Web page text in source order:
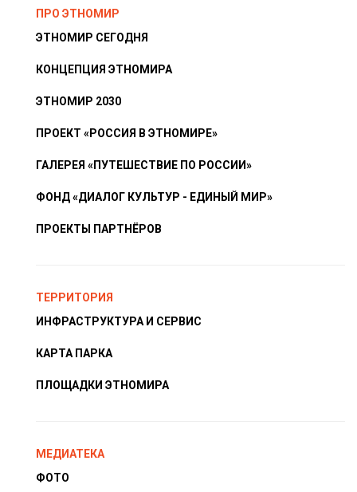
ПРО ЭТНОМИР
ЭТНОМИР СЕГОДНЯ
КОНЦЕПЦИЯ ЭТНОМИРА
ЭТНОМИР 2030
ПРОЕКТ «РОССИЯ В ЭТНОМИРЕ»
ГАЛЕРЕЯ «ПУТЕШЕСТВИЕ ПО РОССИИ»
ФОНД «ДИАЛОГ КУЛЬТУР - ЕДИНЫЙ МИР»
ПРОЕКТЫ ПАРТНЁРОВ
ТЕРРИТОРИЯ
ИНФРАСТРУКТУРА И СЕРВИС
КАРТА ПАРКА
ПЛОЩАДКИ ЭТНОМИРА
МЕДИАТЕКА
ФОТО